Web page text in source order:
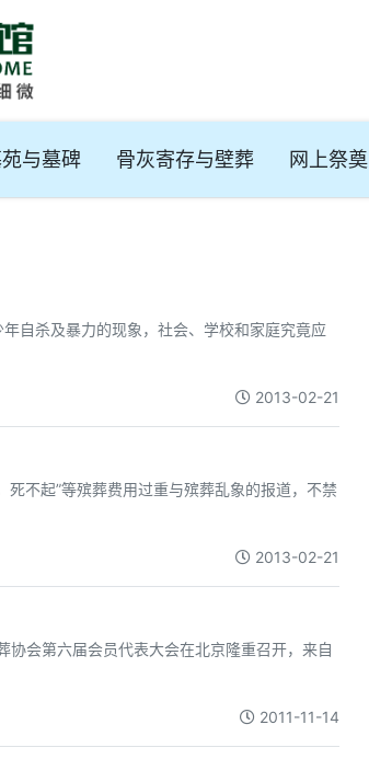
与墓碑 骨灰寄存与壁葬 网上祭奠
自杀及暴力的现象，社会、学校和家庭究竟应
2013-02-21
不起”等殡葬费用过重与殡葬乱象的报道，不禁
2013-02-21
会第六届会员代表大会在北京隆重召开，来自
2011-11-14